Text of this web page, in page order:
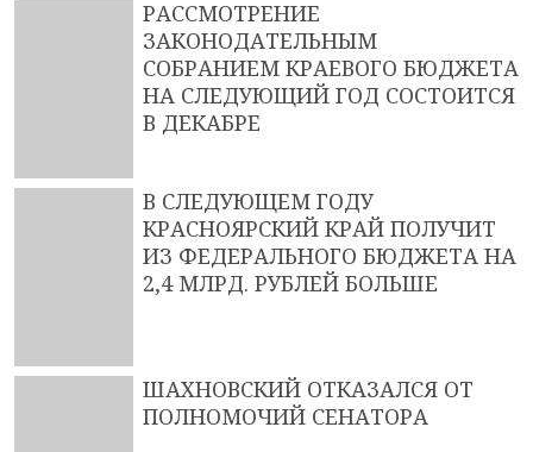
РАССМОТРЕНИЕ
ЗАКОНОДАТЕЛЬНЫМ
СОБРАНИЕМ КРАЕВОГО БЮДЖЕТА
НА СЛЕДУЮЩИЙ ГОД СОСТОИТСЯ
В ДЕКАБРЕ
В СЛЕДУЮЩЕМ ГОДУ
КРАСНОЯРСКИЙ КРАЙ ПОЛУЧИТ
ИЗ ФЕДЕРАЛЬНОГО БЮДЖЕТА НА
2,4 МЛРД. РУБЛЕЙ БОЛЬШЕ
ШАХНОВСКИЙ ОТКАЗАЛСЯ ОТ
ПОЛНОМОЧИЙ СЕНАТОРА